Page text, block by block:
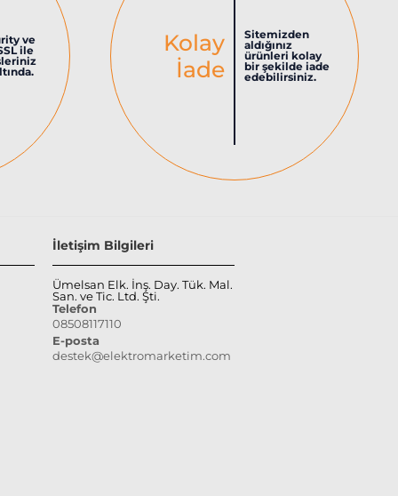
ve
ile
Kolay
İade
Sitemizden
aldığınız
ürünleri kolay
bir şekilde iade
edebilirsiniz.
İletişim Bilgileri
Ümelsan Elk. İnş. Day. Tük. Mal.
San. ve Tic. Ltd. Şti.
Telefon
08508117110
E-posta
destek@elektromarketim.com